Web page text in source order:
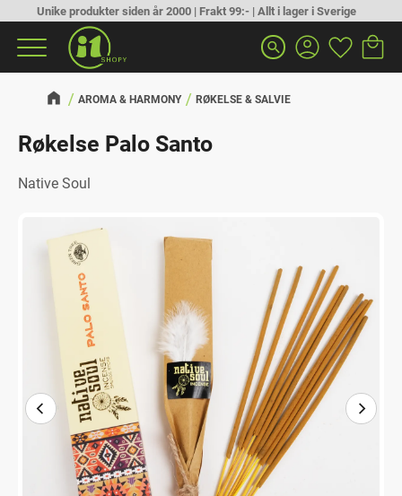
Meny
Unike produkter siden år 2000 | Frakt 99:- | Allt i lager i Sverige
search
AROMA & HARMONY RØKELSE & SALVIE
Røkelse Palo Santo
Native Soul